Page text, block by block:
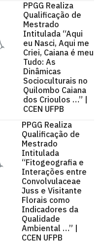
PPGG Realiza
Qualificação de
Mestrado
Intitulada “Aqui
eu Nasci, Aqui me
Criei, Caiana é meu
Tudo: As
Dinâmicas
Socioculturais no
Quilombo Caiana
dos Crioulos …” |
CCEN UFPB
PPGG Realiza
Qualificação de
Mestrado
Intitulada
“Fitogeografia e
Interações entre
Convolvulaceae
Juss e Visitante
Florais como
Indicadores da
Qualidade
Ambiental …” |
CCEN UFPB